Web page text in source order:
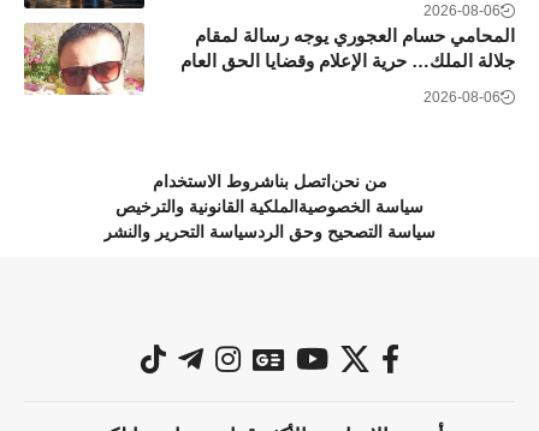
2026-08-06
المحامي حسام العجوري يوجه رسالة لمقام
جلالة الملك… حرية الإعلام وقضايا الحق العام
2026-08-06
من نحناتصل بناشروط الاستخدام
سياسة الخصوصيةالملكية القانونية والترخيص
سياسة التصحيح وحق الردسياسة التحرير والنشر